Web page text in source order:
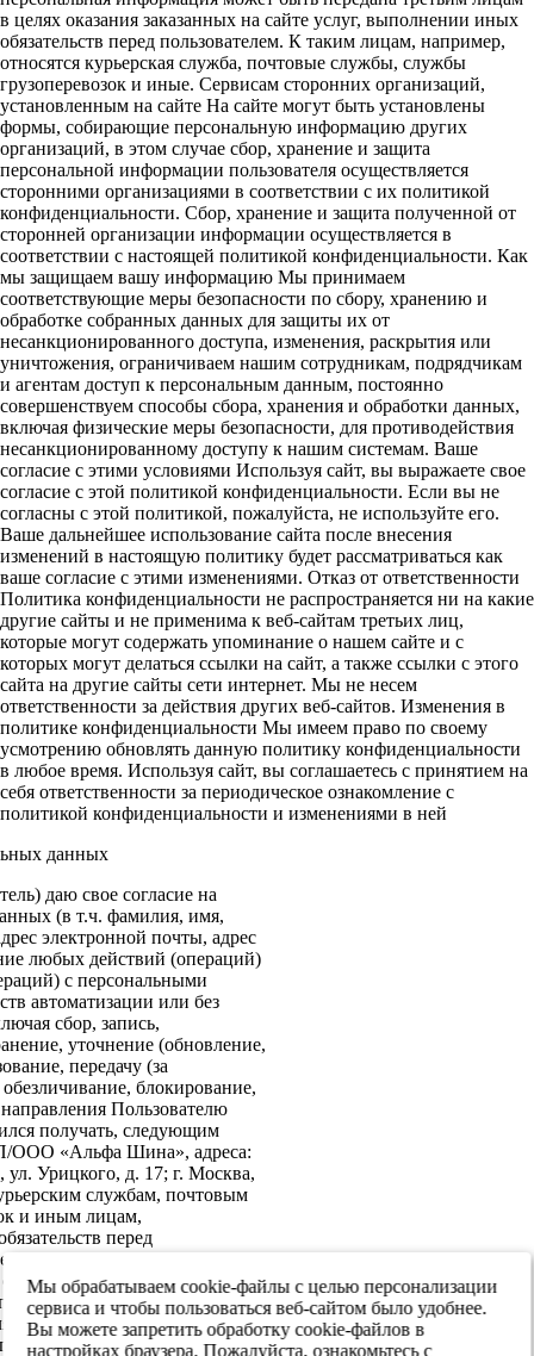
в целях оказания заказанных на сайте услуг, выполнении иных
обязательств перед пользователем. К таким лицам, например,
относятся курьерская служба, почтовые службы, службы
грузоперевозок и иные. Сервисам сторонних организаций,
установленным на сайте На сайте могут быть установлены
формы, собирающие персональную информацию других
организаций, в этом случае сбор, хранение и защита
персональной информации пользователя осуществляется
сторонними организациями в соответствии с их политикой
конфиденциальности. Сбор, хранение и защита полученной от
сторонней организации информации осуществляется в
соответствии с настоящей политикой конфиденциальности. Как
мы защищаем вашу информацию Мы принимаем
соответствующие меры безопасности по сбору, хранению и
обработке собранных данных для защиты их от
несанкционированного доступа, изменения, раскрытия или
уничтожения, ограничиваем нашим сотрудникам, подрядчикам
и агентам доступ к персональным данным, постоянно
совершенствуем способы сбора, хранения и обработки данных,
включая физические меры безопасности, для противодействия
несанкционированному доступу к нашим системам. Ваше
согласие с этими условиями Используя сайт, вы выражаете свое
согласие с этой политикой конфиденциальности. Если вы не
согласны с этой политикой, пожалуйста, не используйте его.
Ваше дальнейшее использование сайта после внесения
изменений в настоящую политику будет рассматриваться как
ваше согласие с этими изменениями. Отказ от ответственности
Политика конфиденциальности не распространяется ни на какие
другие сайты и не применима к веб-сайтам третьих лиц,
которые могут содержать упоминание о нашем сайте и с
которых могут делаться ссылки на сайт, а также ссылки с этого
сайта на другие сайты сети интернет. Мы не несем
ответственности за действия других веб-сайтов. Изменения в
политике конфиденциальности Мы имеем право по своему
усмотрению обновлять данную политику конфиденциальности
в любое время. Используя сайт, вы соглашаетесь с принятием на
себя ответственности за периодическое ознакомление с
политикой конфиденциальности и изменениями в ней
данных
даю свое согласие на
(в т.ч. фамилия, имя,
электронной почты, адрес
любых действий (операций)
с персональными
автоматизации или без
сбор, запись,
уточнение (обновление,
передачу (за
блокирование,
Пользователю
получать, следующим
ООО «Альфа Шина», адреса:
Урицкого, д. 17; г. Москва,
службам, почтовым
и иным лицам,
перед
на передачу в
информационной
данных третьим
реализации целей,
Настоящее согласие
Мы обрабатываем cookie-файлы с целью персонализации
сервиса и чтобы пользоваться веб-сайтом было удобнее.
Вы можете запретить обработку cookie-файлов в
настройках браузера. Пожалуйста, ознакомьтесь с